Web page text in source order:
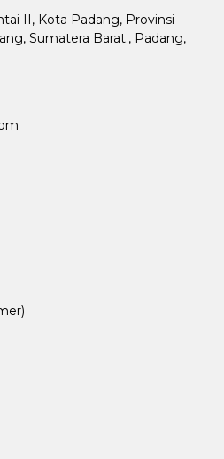
II, Kota Padang, Provinsi
Sumatera Barat., Padang,